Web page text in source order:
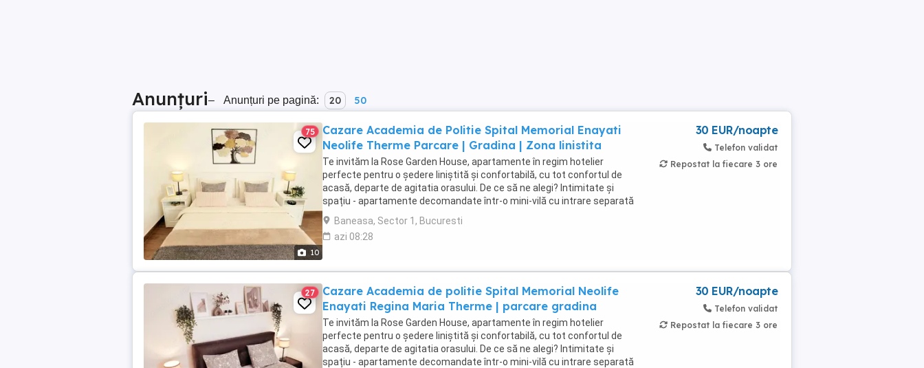
Anunțuri– Anunțuri pe pagină: 20 50
10
75
Cazare Academia de Politie Spital Memorial Enayati
Neolife Therme Parcare | Gradina | Zona linistita
Te invităm la Rose Garden House, apartamente în regim hotelier
perfecte pentru o ședere liniștită și confortabilă, cu tot confortul de
acasă, departe de agitatia orasului. De ce să ne alegi? Intimitate și
spațiu - apartamente decomandate într-o mini-vilă cu intrare separată
și grădină, într-un ...
Baneasa, Sector 1, Bucuresti
azi 08:28
30 EUR/noapte
Telefon validat
Repostat la fiecare 3 ore
27
Cazare Academia de politie Spital Memorial Neolife
Enayati Regina Maria Therme | parcare gradina
Te invităm la Rose Garden House, apartamente în regim hotelier
perfecte pentru o ședere liniștită și confortabilă, cu tot confortul de
acasă, departe de agitatia orasului. De ce să ne alegi? Intimitate și
spațiu - apartamente decomandate într-o mini-vilă cu intrare separată
30 EUR/noapte
Telefon validat
Repostat la fiecare 3 ore